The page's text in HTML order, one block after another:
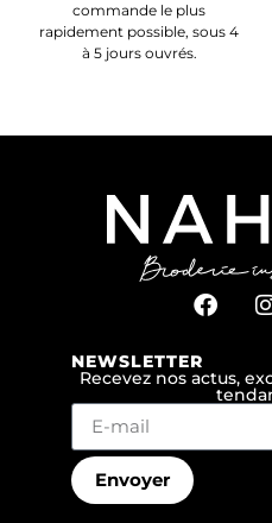
commande le plus
rapidement possible, sous 4
à 5 jours ouvrés.
NEWSLETTER
Recevez nos actus,
Envoyer